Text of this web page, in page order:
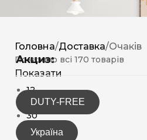
Акциз:
DUTY-FREE
Україна
Головна/Доставка/Очаків
Показано всі 170 товарів
Показати
12
15
30